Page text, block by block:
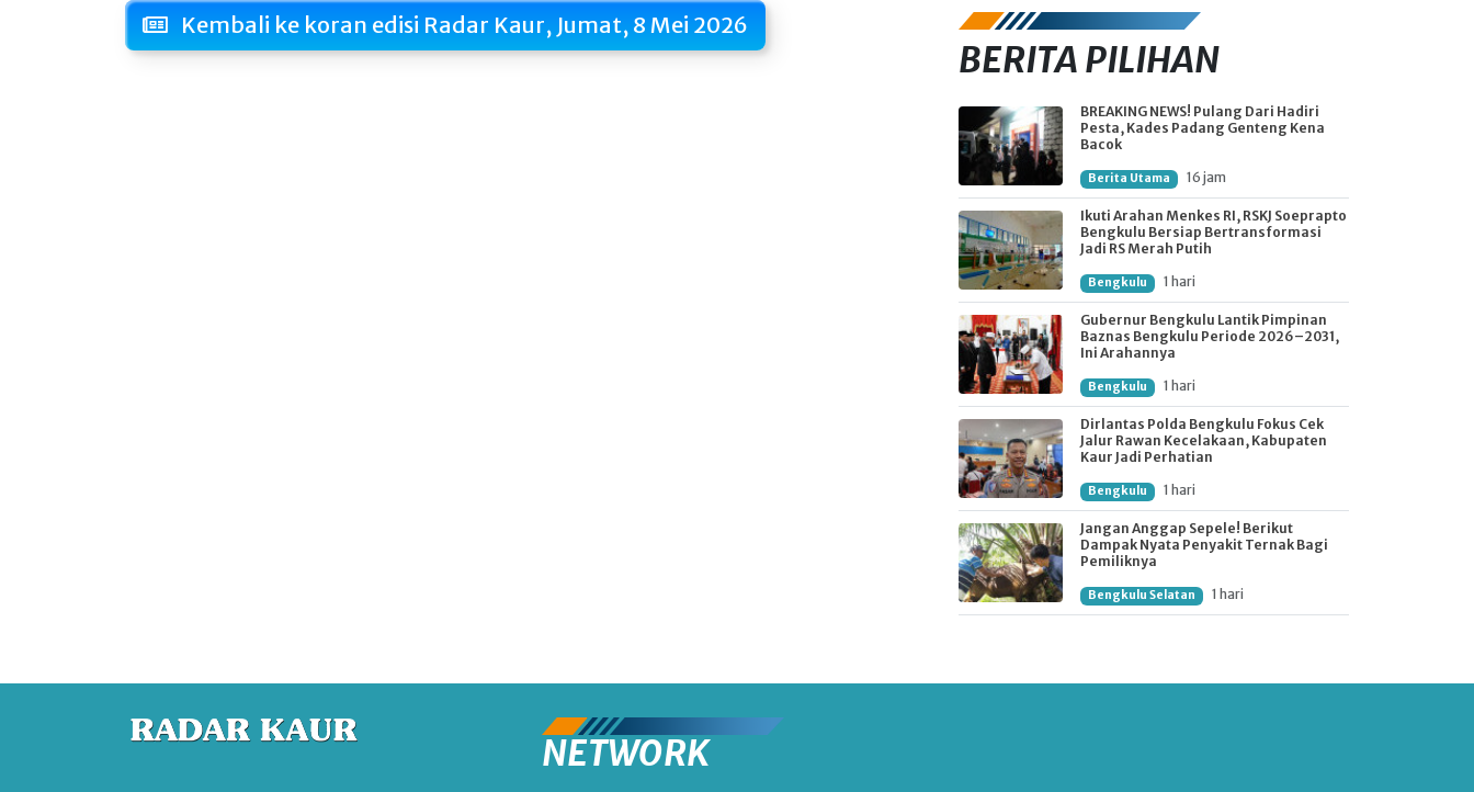
Kembali ke koran edisi Radar Kaur, Jumat, 8 Mei 2026
BERITA PILIHAN
BREAKING NEWS! Pulang Dari Hadiri
Pesta, Kades Padang Genteng Kena
Bacok
Berita Utama 16 jam
Ikuti Arahan Menkes RI, RSKJ Soeprapto
Bengkulu Bersiap Bertransformasi
Jadi RS Merah Putih
Bengkulu 1 hari
Gubernur Bengkulu Lantik Pimpinan
Baznas Bengkulu Periode 2026–2031,
Ini Arahannya
Bengkulu 1 hari
Dirlantas Polda Bengkulu Fokus Cek
Jalur Rawan Kecelakaan, Kabupaten
Kaur Jadi Perhatian
Bengkulu 1 hari
Jangan Anggap Sepele! Berikut
Dampak Nyata Penyakit Ternak Bagi
Pemiliknya
Bengkulu Selatan 1 hari
NETWORK